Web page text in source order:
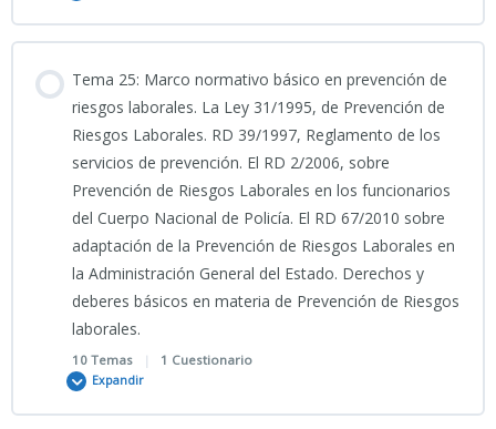
SIMULACRO INTERACTIVO 3_ TEMA 22 CNP
SIMULACRO INTERACTIVO 4_ TEMA 22 CNP
TEST TEMA 22 CNP
TEMA 23 CNP modificado
PRESENTACIÓN TEMA 23 CNP 2026
PODCAST TEMA 23 CNP
Clase grabada 7_05_2026_TEMA 23 CNP
TEST TEMA 23 CNP
0% COMPLETADO 0/11 Pasos
Clase grabada 12_05_2026_Clase Tema 24 CNP_CIENCIAS
JURÍDICAS
INFOGRAFÍA TEMA 24 CIENCIAS JURÍDICAS
SIMULACRO 1_TEMA 24 CIENCIAS JURÍDICAS_20 preguntas
Tema 25: Marco normativo básico en prevención de
riesgos laborales. La Ley 31/1995, de Prevención de
Riesgos Laborales. RD 39/1997, Reglamento de los
servicios de prevención. El RD 2/2006, sobre
Prevención de Riesgos Laborales en los funcionarios
del Cuerpo Nacional de Policía. El RD 67/2010 sobre
adaptación de la Prevención de Riesgos Laborales en
la Administración General del Estado. Derechos y
deberes básicos en materia de Prevención de Riesgos
laborales.
10 Temas | 1 Cuestionario
Expandir